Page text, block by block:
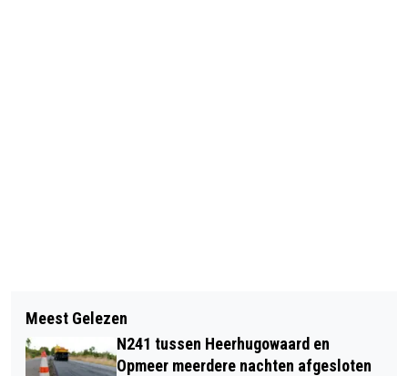
EERSTE HUISVESTING OEKRAÏNERS IN
ALKMAAR 23 JUNI GEREED
BRAND IN KEUKEN VAN WONING
ALKMAAR
Meest Gelezen
N241 tussen Heerhugowaard en
Opmeer meerdere nachten afgesloten